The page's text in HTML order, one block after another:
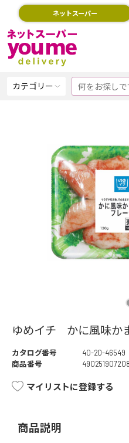
ネットスーパー
カテゴリー
ゆめイチ かに風味か
カタログ番号
40-20-46549
商品番号
マイリストに登録する
商品説明